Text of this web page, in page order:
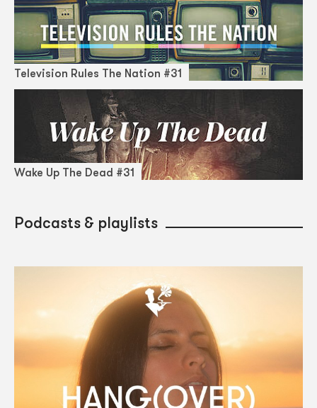
Television Rules The Nation #31
Wake Up The Dead #31
Podcasts & playlists